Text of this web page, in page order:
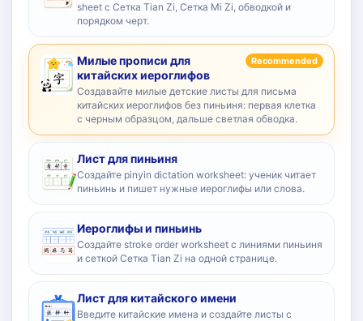
sheet с Сетка Tian Zi, Сетка Mi Zi, обводкой и
порядком черт.
Милые прописи для
китайских иероглифов
Recommended
Создавайте милые детские листы для письма
китайских иероглифов без пиньиня: первая клетка
с черным образцом, дальше светлая обводка.
Лист для пиньиня
Создайте pinyin dictation worksheet: ученик читает
пиньинь и пишет нужные иероглифы или слова.
Иероглифы и пиньинь
Создайте stroke order worksheet с линиями пиньиня
и сеткой Сетка Tian Zi на одной странице.
Лист для китайского имени
Введите китайские имена и создайте листы с